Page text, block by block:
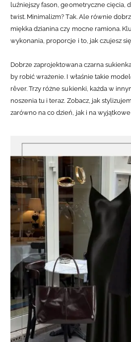
luźniejszy fason, geometryczne cięcia,
twist. Minimalizm? Tak. Ale równie
miękka dzianina czy mocne ramiona.
wykonania, proporcje i to, jak czujesz
Dobrze zaprojektowana czarna
by robić wrażenie. I właśnie takie
rêver. Trzy różne sukienki, każda w
noszenia tu i teraz. Zobacz, jak
zarówno na co dzień, jak i na wyjątkowe